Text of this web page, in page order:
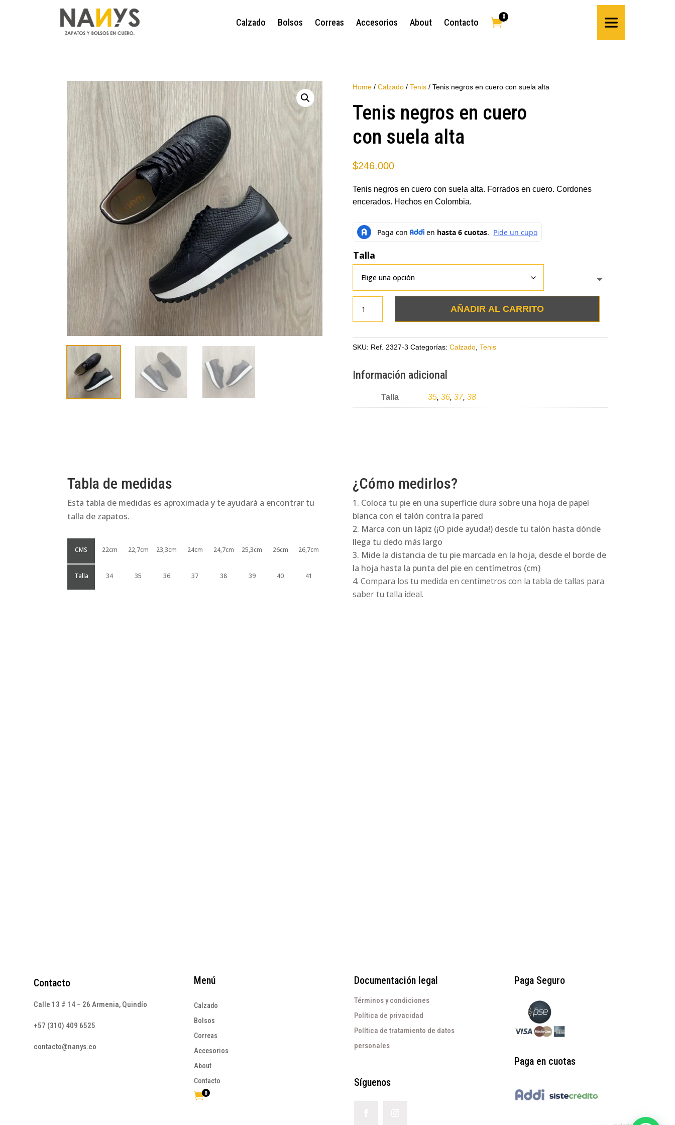
Calzado Bolsos Correas Accesorios About Contacto 
0
Home/ Calzado/ Tenis/ Tenis negros en cuero con suela alta
Tenis negros en cuero
con suela alta
$246.000
Tenis negros en cuero con suela alta. Forrados en cuero. Cordones
encerados. Hechos en Colombia.
Talla
negros
cuero
suela
cantidad
AÑADIR AL CARRITO
SKU: Ref. 2327-3 Categorías: Calzado, Tenis
Información adicional
Talla 35, 36, 37, 38
Tabla de medidas
Esta tabla de medidas es aproximada y te ayudará a encontrar tu
talla de zapatos.
CMS
Talla
22cm
34
22,7cm
35
23,3cm
36
24cm
37
24,7cm
38
25,3cm
39
26cm
40
26,7cm
41
¿Cómo medirlos?
Coloca tu pie en una superficie dura sobre una hoja de papel
blanca con el talón contra la pared
Marca con un lápiz (¡O pide ayuda!) desde tu talón hasta dónde
llega tu dedo más largo
Mide la distancia de tu pie marcada en la hoja, desde el borde de
la hoja hasta la punta del pie en centímetros (cm)
Compara los tu medida en centímetros con la tabla de tallas para
saber tu talla ideal.
Contacto
Calle 13 # 14 – 26 Armenia, Quindío
+57 (310) 409 6525
contacto@nanys.co
Menú
Calzado
Bolsos
Correas
Accesorios
About
Contacto
0
Documentación legal
Términos y condiciones
Política de privacidad
Política de tratamiento de datos
personales
Síguenos
Paga Seguro
Paga en cuotas